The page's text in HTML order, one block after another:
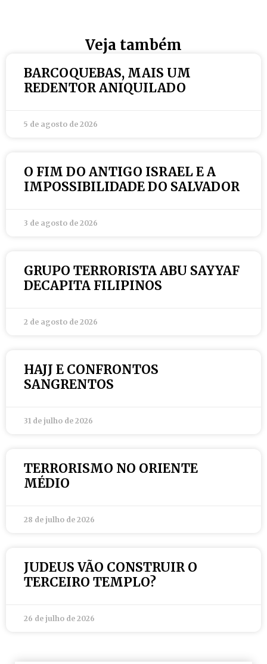
Veja também
BARCOQUEBAS, MAIS UM
REDENTOR ANIQUILADO
5 de agosto de 2026
O FIM DO ANTIGO ISRAEL E A
IMPOSSIBILIDADE DO SALVADOR
3 de agosto de 2026
GRUPO TERRORISTA ABU SAYYAF
DECAPITA FILIPINOS
2 de agosto de 2026
HAJJ E CONFRONTOS
SANGRENTOS
31 de julho de 2026
TERRORISMO NO ORIENTE
MÉDIO
28 de julho de 2026
JUDEUS VÃO CONSTRUIR O
TERCEIRO TEMPLO?
26 de julho de 2026